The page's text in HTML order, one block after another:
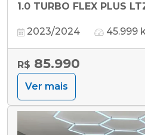
1.0 TURBO FLEX PLUS
2023/2024 45.999
R$ 85.990
Ver mais